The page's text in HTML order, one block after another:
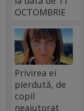
OCTOMBRIE
Privirea ei
pierdută, de
copil
neajutorat